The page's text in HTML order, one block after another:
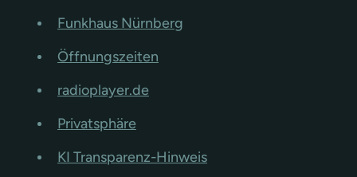
Funkhaus Nürnberg
Öffnungszeiten
radioplayer.de
Privatsphäre
KI Transparenz-Hinweis